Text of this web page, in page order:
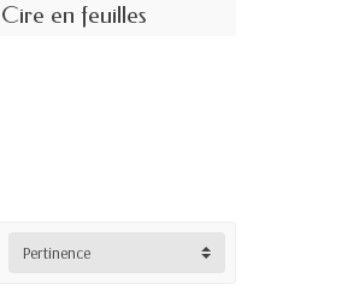
Cire en feuilles
Pertinence